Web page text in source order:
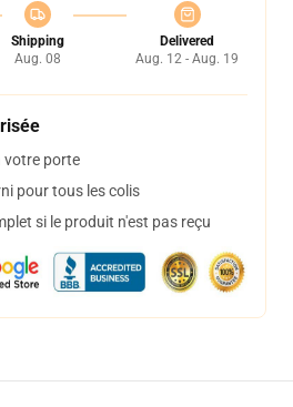
Shipping
Aug. 08
Delivered
Aug. 12 - Aug. 19
votre porte
pour tous les colis
si le produit n'est pas reçu